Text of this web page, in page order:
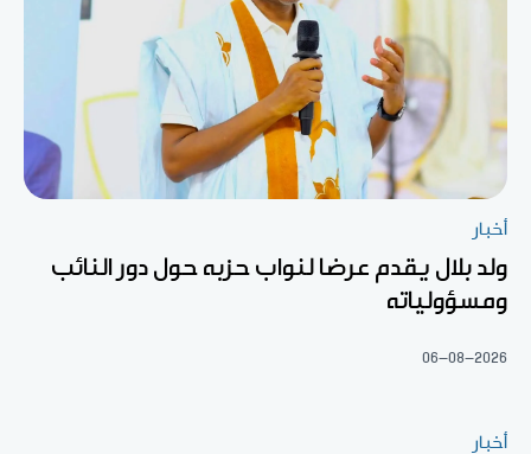
أخبار
ولد بلال يقدم عرضا لنواب حزبه حول دور النائب
ومسؤولياته
06-08-2026
أخبار